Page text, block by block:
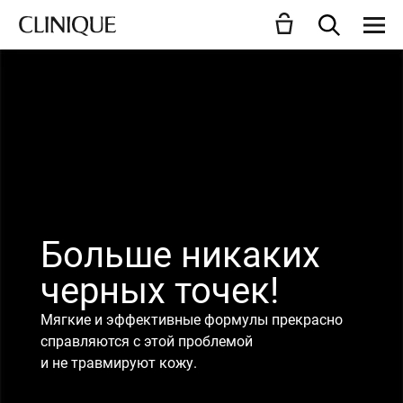
Больше никаких
черных точек!
Мягкие и эффективные формулы прекрасно
справляются с этой проблемой
и не травмируют кожу.